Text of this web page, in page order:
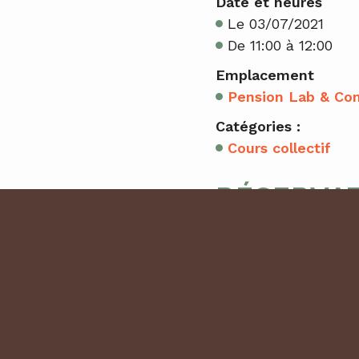
Le 03/07/2021
De 11:00 à 12:00
Emplacement
Pension Lab &
Catégories :
Cours collectif